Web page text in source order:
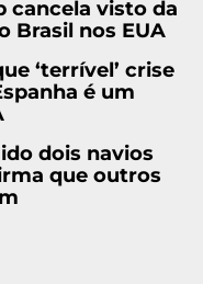
cancela visto da
Brasil nos EUA
‘terrível’ crise
é um
dois navios
que outros